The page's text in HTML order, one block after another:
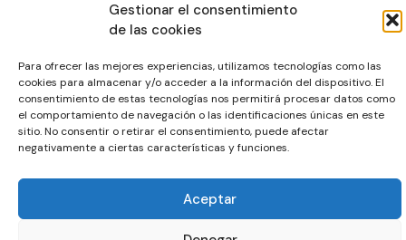
Gestionar el consentimiento
de las cookies
Para ofrecer las mejores experiencias, utilizamos tecnologías como las
cookies para almacenar y/o acceder a la información del dispositivo. El
consentimiento de estas tecnologías nos permitirá procesar datos como
el comportamiento de navegación o las identificaciones únicas en este
sitio. No consentir o retirar el consentimiento, puede afectar
negativamente a ciertas características y funciones.
Aceptar
© La Servilleta - El Blog de Paco Prieto
Política de cookiesPolítica de privacidad